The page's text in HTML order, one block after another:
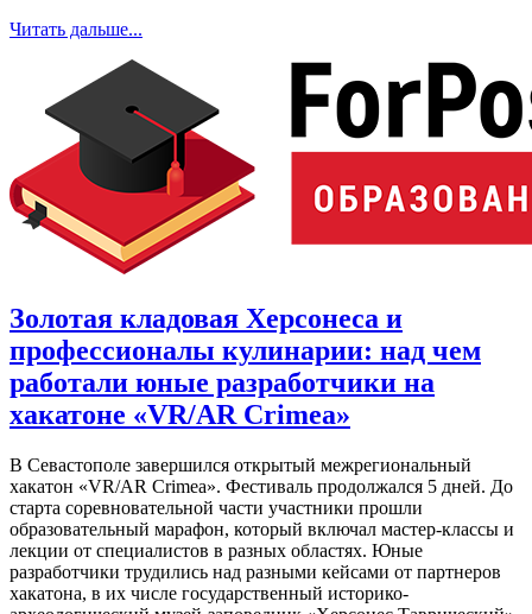
Читать дальше...
Золотая кладовая Херсонеса и
профессионалы кулинарии: над чем
работали юные разработчики на
хакатоне «VR/AR Crimea»
В Севастополе завершился открытый межрегиональный
хакатон «VR/AR Crimea». Фестиваль продолжался 5 дней. До
старта соревновательной части участники прошли
образовательный марафон, который включал мастер-классы и
лекции от специалистов в разных областях. Юные
разработчики трудились над разными кейсами от партнеров
хакатона, в их числе государственный историко-